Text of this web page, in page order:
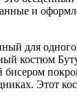
и
для одного
костюм
бисером
Этот